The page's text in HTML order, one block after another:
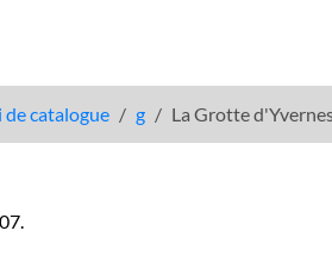
de catalogue g La Grotte